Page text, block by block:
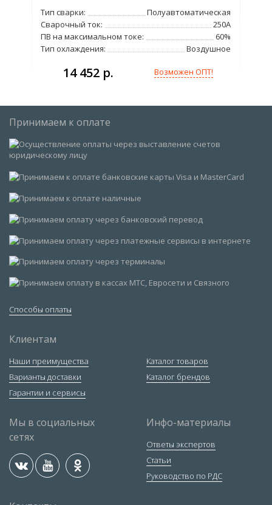
Тип сварки:
Полуавтоматическая
Сварочный ток:
250А
ПВ на максимальном токе:
60%
Тип охлаждения:
Воздушное
14 452 р. Возможен ОПТ!
Принимаем к оплате
Способы оплаты
Клиентам
Наши преимущества
Варианты доставки
Гарантии и сервисы
Каталог товаров
Каталог брендов
Мы в социальных
сетях
Инфо-материалы
Ответы экспертов
Статьи
Руководство по РДС